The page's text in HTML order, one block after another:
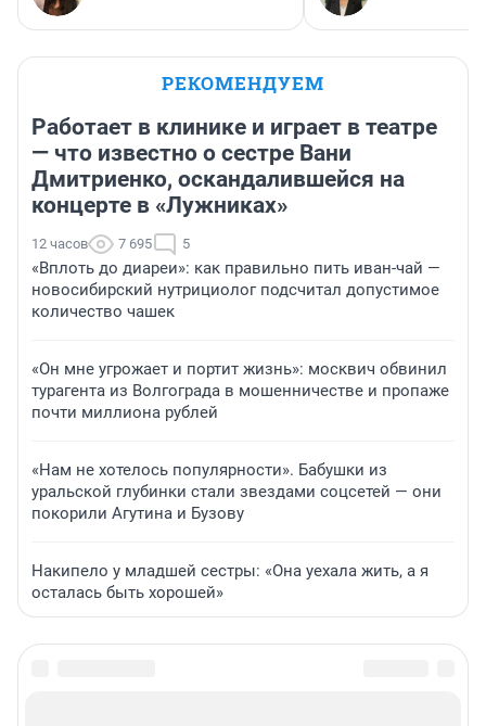
РЕКОМЕНДУЕМ
Работает в клинике и играет в театре
— что известно о сестре Вани
Дмитриенко, оскандалившейся на
концерте в «Лужниках»
12 часов 7 695 5
«Вплоть до диареи»: как правильно пить иван-чай —
новосибирский нутрициолог подсчитал допустимое
количество чашек
«Он мне угрожает и портит жизнь»: москвич обвинил
турагента из Волгограда в мошенничестве и пропаже
почти миллиона рублей
«Нам не хотелось популярности». Бабушки из
уральской глубинки стали звездами соцсетей — они
покорили Агутина и Бузову
Накипело у младшей сестры: «Она уехала жить, а я
осталась быть хорошей»